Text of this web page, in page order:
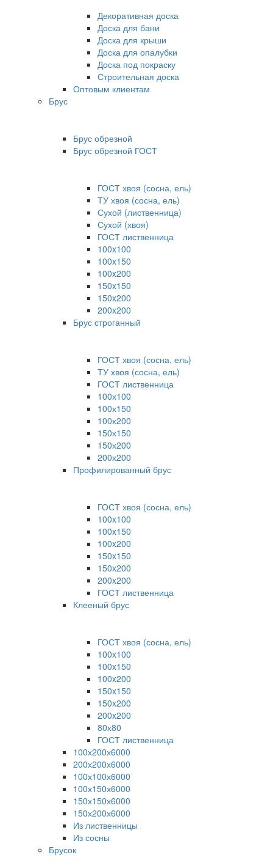
Декоративная доска
Доска для бани
Доска для крыши
Доска для опалубки
Доска под покраску
Строительная доска
Оптовым клиентам
Брус
Брус обрезной
Брус обрезной ГОСТ
ГОСТ хвоя (сосна, ель)
ТУ хвоя (сосна, ель)
Сухой (лиственница)
Сухой (хвоя)
ГОСТ лиственница
100x100
100x150
100x200
150x150
150x200
200x200
Брус строганный
ГОСТ хвоя (сосна, ель)
ТУ хвоя (сосна, ель)
ГОСТ лиственница
100х100
100х150
100х200
150х150
150х200
200х200
Профилированный брус
ГОСТ хвоя (сосна, ель)
100x100
100x150
100x200
150x150
150x200
200x200
ГОСТ лиственница
Клееный брус
ГОСТ хвоя (сосна, ель)
100x100
100x150
100x200
150x150
150x200
200x200
80х80
ГОСТ лиственница
100х200х6000
200х200х6000
100х100х6000
100х150х6000
150х150х6000
150х200х6000
Из лиственницы
Из сосны
Брусок